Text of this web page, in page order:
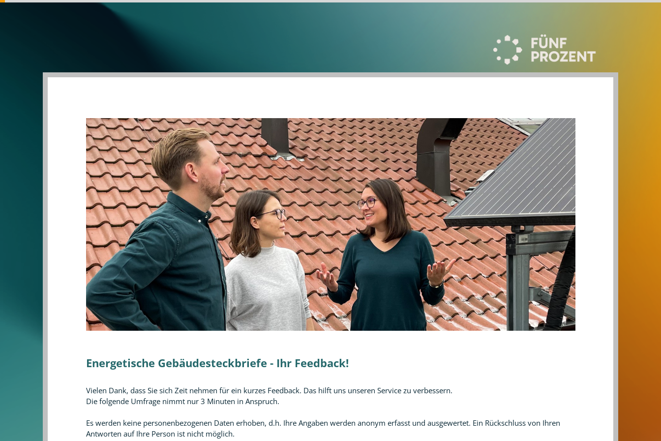
Energetische Gebäudesteckbriefe - Ihr Feedback!
Vielen Dank, dass Sie sich Zeit nehmen für ein kurzes Feedback. Das hilft uns unseren Service zu verbessern.
Die folgende Umfrage nimmt nur 3 Minuten in Anspruch.
Es werden keine personenbezogenen Daten erhoben, d.h. Ihre Angaben werden anonym erfasst und ausgewertet. Ein Rückschluss von Ihren
Antworten auf Ihre Person ist nicht möglich.